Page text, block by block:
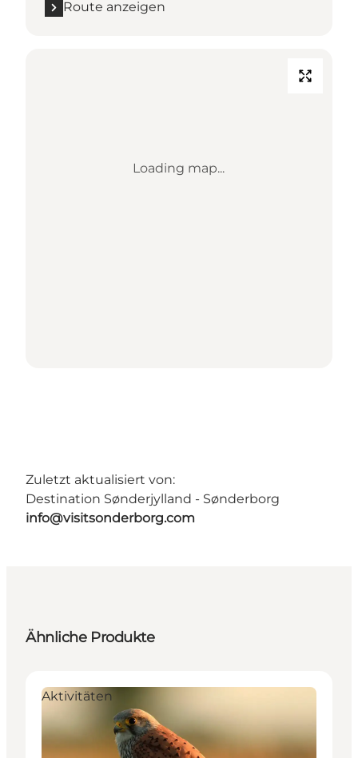
Route anzeigen
Loading map...
Zuletzt aktualisiert von:
Destination Sønderjylland - Sønderborg
info@visitsonderborg.com
Ähnliche Produkte
Aktivitäten